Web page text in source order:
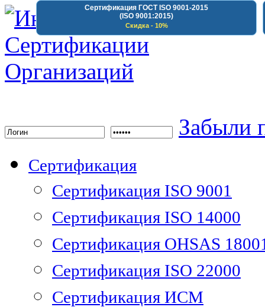
Сертификация ГОСТ ISO 9001-2015
(ISO 9001:2015)
Скидка - 10%
Забыли
Сертификация
Сертификация ISO 9001
Сертификация ISO 14000
Сертификация OHSAS
Сертификация ISO 22000
Сертификация ИСМ